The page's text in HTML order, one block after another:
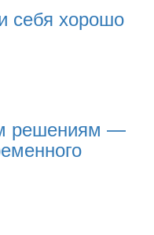
себя хорошо
решениям —